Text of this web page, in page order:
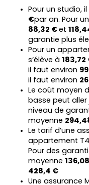
Pour un studio,
€
88,32 € et
garantie plus
Pour un
s’élève à 183,72
il faut environ
il faut environ
Le coût moyen
basse peut aller
niveau de
moyenne
Le tarif d’une
appartement
Pour des
moyenne
428,4 €
Une assurance